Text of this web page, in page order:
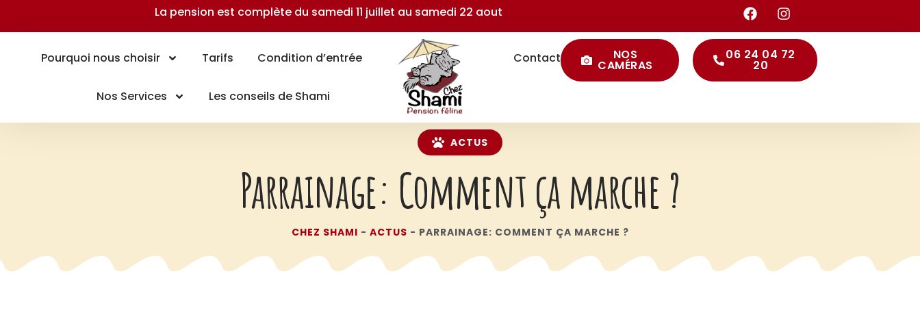
La pension est complète du samedi 11 juillet au samedi 22 aout
Pourquoi nous choisir Tarifs Condition d’entrée
Nos Services Les conseils de Shami
Contact NOS
CAMÉRAS
06 24 04 72
20
ACTUS
Parrainage: Comment ça marche ?
CHEZ SHAMI - ACTUS - PARRAINAGE: COMMENT ÇA MARCHE ?